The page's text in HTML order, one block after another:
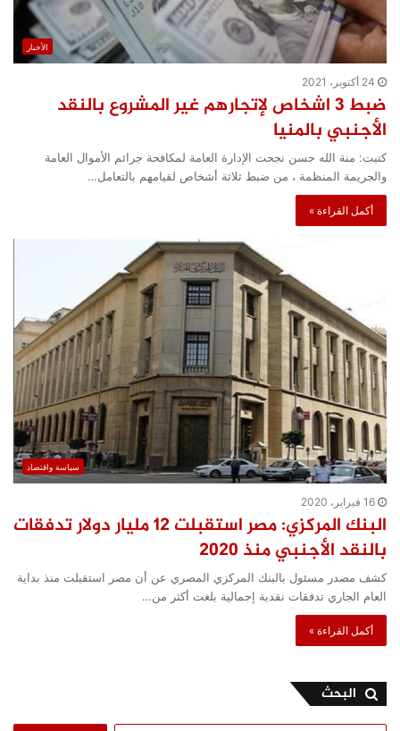
الأخبار
24 أكتوبر، 2021
ضبط 3 اشخاص لإتجارهم غير المشروع بالنقد
الأجنبي بالمنيا
كتبت: منة الله حسن نجحت الإدارة العامة لمكافحة جرائم الأموال العامة
والجريمة المنظمة ، من ضبط ثلاثة أشخاص لقيامهم بالتعامل…
أكمل القراءة »
سياسة واقتصاد
16 فبراير، 2020
البنك المركزي: مصر استقبلت 12 مليار دولار تدفقات
بالنقد الأجنبي منذ 2020
كشف مصدر مسئول بالبنك المركزي المصري عن أن مصر استقبلت منذ بداية
العام الجاري تدفقات نقدية إجمالية بلغت أكثر من…
أكمل القراءة »
البحث